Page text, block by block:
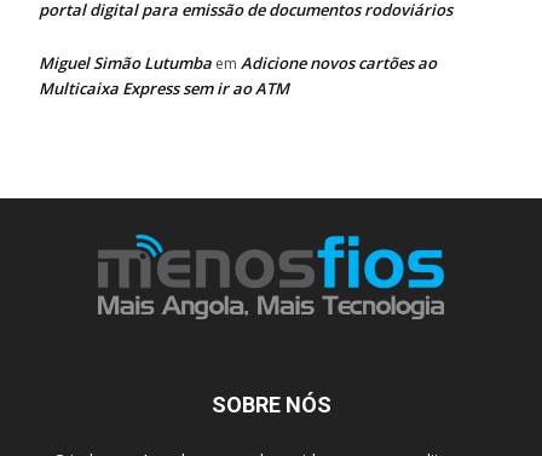
portal digital para emissão de documentos rodoviários
Miguel Simão Lutumba em Adicione novos cartões ao
Multicaixa Express sem ir ao ATM
SOBRE NÓS